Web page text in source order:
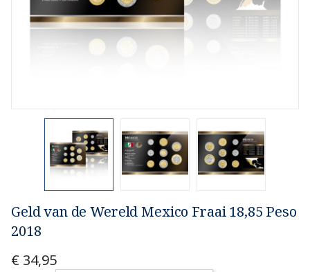
Geld van de Wereld Mexico Fraai 18,85 Peso
2018
€ 34,95